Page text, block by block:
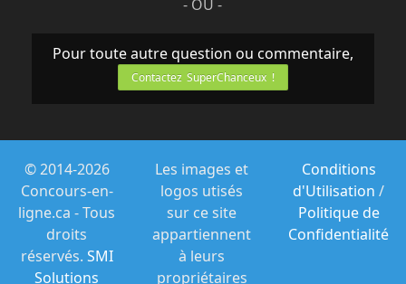
exclus, notamment les fins de semaine
Temps des Fêtes (23 décembre au 2
janvier), le Marathon Canadien de Ski ainsi
conditions complètes figurent sur les
au gagnant.
Golf
Deux (2) certificats, chacun donnant droit
à :
● Une (1) ronde de golf pour deux (2)
- OU -
Pour toute autre question ou commentaire,
Contactez SuperChanceux !
© 2014-2026
Concours-en-
ligne.ca - Tous
droits
réservés. SMI
Solutions
Les images et
logos utisés
sur ce site
appartiennent
à leurs
propriétaires
Conditions
d'Utilisation /
Politique de
Confidentialité